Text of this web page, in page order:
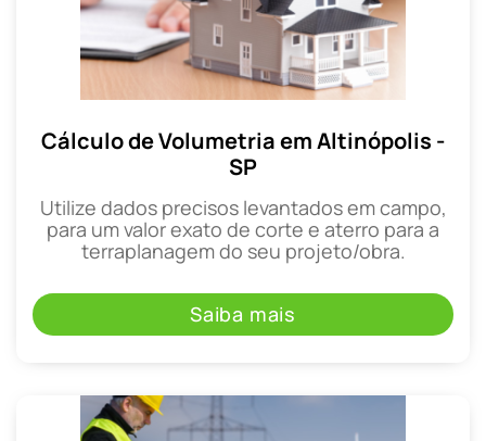
Cálculo de Volumetria em Altinópolis -
SP
Utilize dados precisos levantados em campo,
para um valor exato de corte e aterro para a
terraplanagem do seu projeto/obra.
Saiba mais